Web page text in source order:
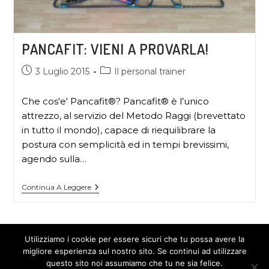
PANCAFIT: VIENI A PROVARLA!
3 Luglio 2015 Il personal trainer
Che cos'e' Pancafit®? Pancafit® è l’unico
attrezzo, al servizio del Metodo Raggi (brevettato
in tutto il mondo), capace di riequilibrare la
postura con semplicità ed in tempi brevissimi,
agendo sulla…
Continua A Leggere
Utilizziamo i cookie per essere sicuri che tu possa avere la
migliore esperienza sul nostro sito. Se continui ad utilizzare
questo sito noi assumiamo che tu ne sia felice.